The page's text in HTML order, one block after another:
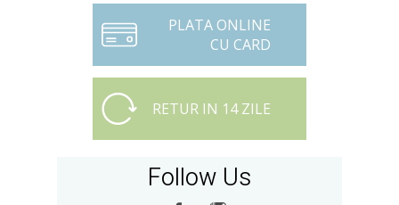
PLATA ONLINE
CU CARD
RETUR IN 14 ZILE
Follow Us